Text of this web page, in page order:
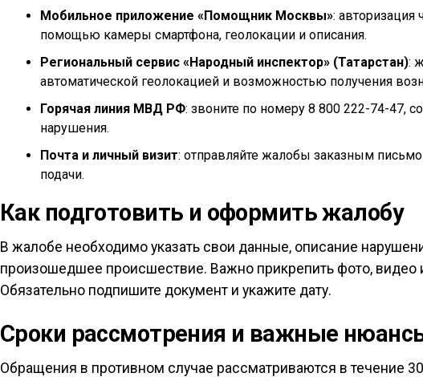
Мобильное приложение «Помощник Москвы»: авторизация
помощью камеры смартфона, геолокации и описания.
Региональный сервис «Народный инспектор» (Татарстан):
автоматической геолокацией и возможностью получения
Горячая линия МВД РФ: звоните по номеру 8 800 222-74-47,
нарушения.
Почта и личный визит: отправляйте жалобы заказным
подачи.
Как подготовить и оформить жалобу
В жалобе необходимо указать свои данные, описание
произошедшее происшествие. Важно прикрепить фото, видео
Обязательно подпишите документ и укажите дату.
Сроки рассмотрения и важные
Обращения в противном случае рассматриваются в течение